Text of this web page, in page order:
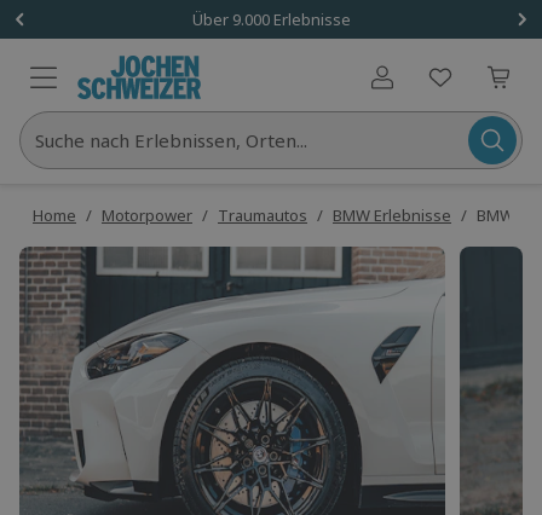
Über 9.000 Erlebnisse
Benutzerkonto
Suche nach Erlebnissen, Orten...
Home / Motorpower / Traumautos / BMW Erlebnisse / BMW